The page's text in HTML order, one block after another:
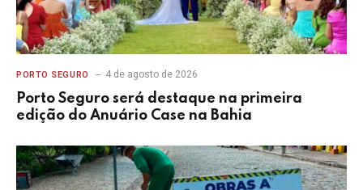
PORTO SEGURO 4 de agosto de 2026
Porto Seguro será destaque na primeira
edição do Anuário Case na Bahia